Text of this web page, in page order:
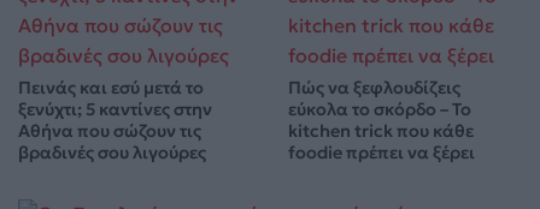
Πεινάς και εσύ μετά το
ξενύχτι; 5 καντίνες στην
Αθήνα που σώζουν τις
βραδινές σου λιγούρες
Πώς να ξεφλουδίζεις
εύκολα το σκόρδο – Το
kitchen trick που κάθε
foodie πρέπει να ξέρει